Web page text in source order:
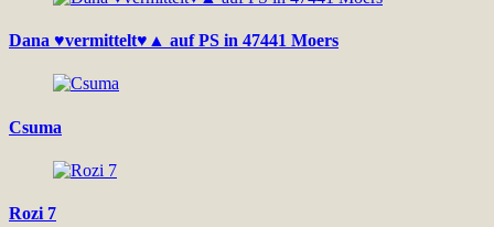
Dana ♥vermittelt♥▲ auf PS in 47441 Moers
Csuma
Rozi 7